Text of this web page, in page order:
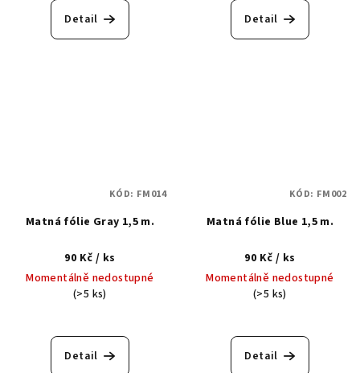
Detail Detail
Matná fólie Gray 1,5 m.
90 Kč / ks
Momentálně nedostupné
(>5 ks)
Detail
KÓD: FM014
Matná fólie Blue 1,5 m.
90 Kč / ks
Momentálně nedostupné
(>5 ks)
Detail
KÓD: FM002